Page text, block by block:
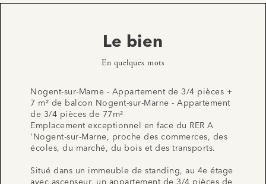
Le bien
En quelques mots
Nogent-sur-Marne - Appartement de 3/4 pièces +
7 m² de balcon Nogent-sur-Marne - Appartement
de 3/4 pièces de 77m²
Emplacement exceptionnel en face du RER A
'Nogent-sur-Marne, proche des commerces, des
écoles, du marché, du bois et des transports.
Situé dans un immeuble de standing, au 4e étage
avec ascenseur, un appartement de 3/4 pièces de